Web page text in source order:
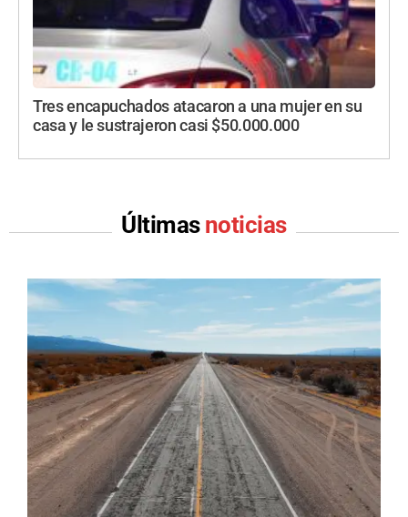
Tres encapuchados atacaron a una mujer en su
casa y le sustrajeron casi $50.000.000
Últimas noticias